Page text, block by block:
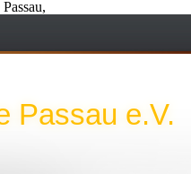
Passau e.V.